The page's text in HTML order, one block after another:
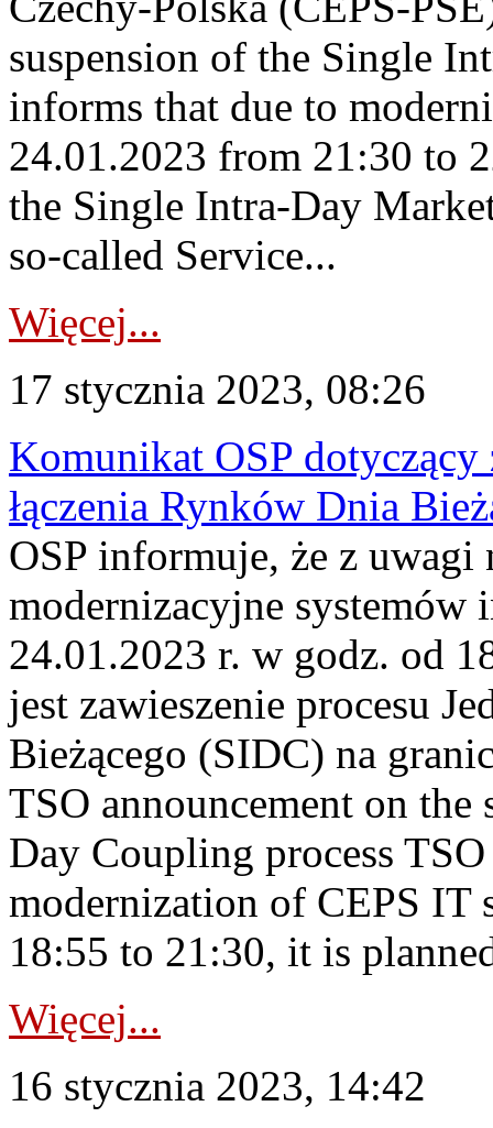
suspension of the Single
informs that due to
24.01.2023 from 21:30 to
the Single Intra-Day
so-called Service...
Więcej...
17 stycznia 2023, 08:26
Komunikat OSP dotyczący
łączenia Rynków Dnia
OSP informuje, że z uwagi
modernizacyjne
24.01.2023 r. w godz. od
jest zawieszenie procesu
Bieżącego (SIDC) na
TSO announcement on
Day Coupling process
modernization of CEPS IT
18:55 to 21:30, it is
Więcej...
16 stycznia 2023, 14:42